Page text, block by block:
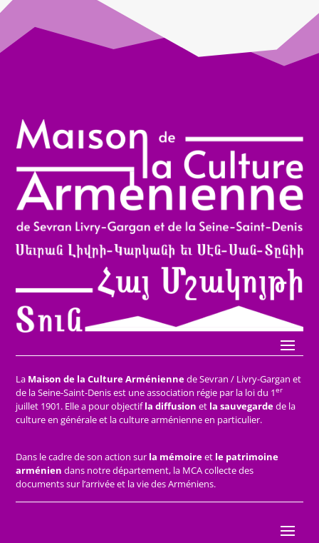
La Maison de la Culture Arméniennede Sevran / Livry-Gargan et
de la Seine-Saint-Denis est une association régie par la loi du 1er
juillet 1901. Elle a pour objectifla diffusion et la sauvegardede la
culture en générale et la culture arménienne en particulier.
Dans le cadre de son action sur la mémoireet le patrimoine
arménien dans notre département, la MCA collecte des
documents sur l’arrivée et la vie des Arméniens.